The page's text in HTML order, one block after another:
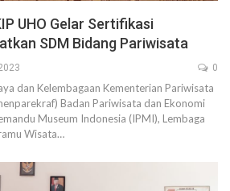
UHO Gelar Sertifikasi
SDM Bidang Pariwisata
0
dan Kelembagaan Kementerian Pariwisata
Badan Pariwisata dan Ekonomi
Museum Indonesia (IPMI), Lembaga
Wisata…